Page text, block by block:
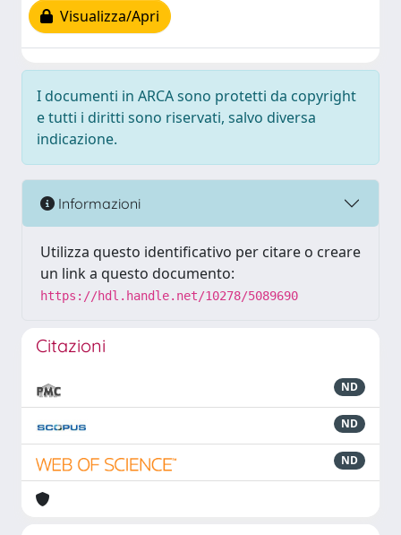
Visualizza/Apri
I documenti in ARCA sono protetti da copyright
e tutti i diritti sono riservati, salvo diversa
indicazione.
Informazioni
Utilizza questo identificativo per citare o creare
un link a questo documento:
https://hdl.handle.net/10278/5089690
Citazioni
ND
ND
ND